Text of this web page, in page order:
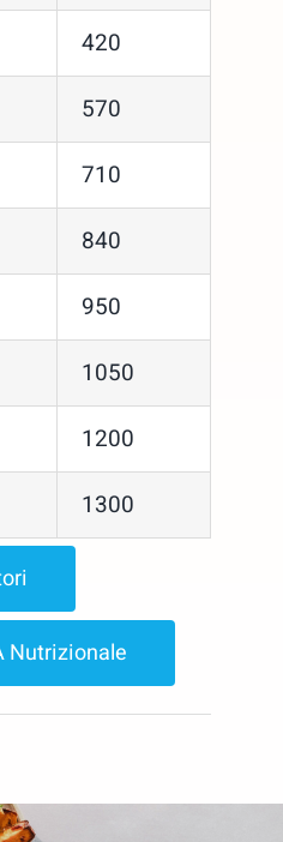
420
570
710
840
950
1050
1200
1300
Nutrizionale